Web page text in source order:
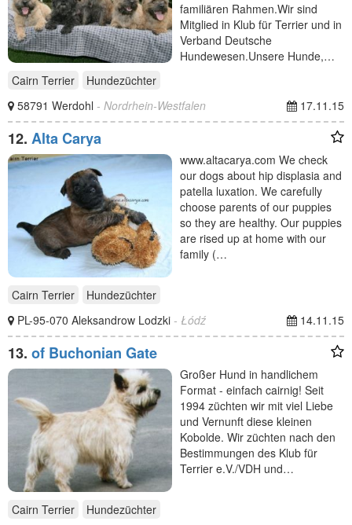
familiären Rahmen.Wir sind
Mitglied in Klub für Terrier und in
Verband Deutsche
Hundewesen.Unsere Hunde,…
Cairn Terrier
Hundezüchter
58791 Werdohl - Nordrhein-Westfalen 17.11.15
12. Alta Carya
www.altacarya.com We check
our dogs about hip displasia and
patella luxation. We carefully
choose parents of our puppies
so they are healthy. Our puppies
are rised up at home with our
family (…
Cairn Terrier
Hundezüchter
PL-95-070 Aleksandrow Lodzki - Łódź 14.11.15
13. of Buchonian Gate
Großer Hund in handlichem
Format - einfach cairnig! Seit
1994 züchten wir mit viel Liebe
und Vernunft diese kleinen
Kobolde. Wir züchten nach den
Bestimmungen des Klub für
Terrier e.V./VDH und…
Cairn Terrier
Hundezüchter